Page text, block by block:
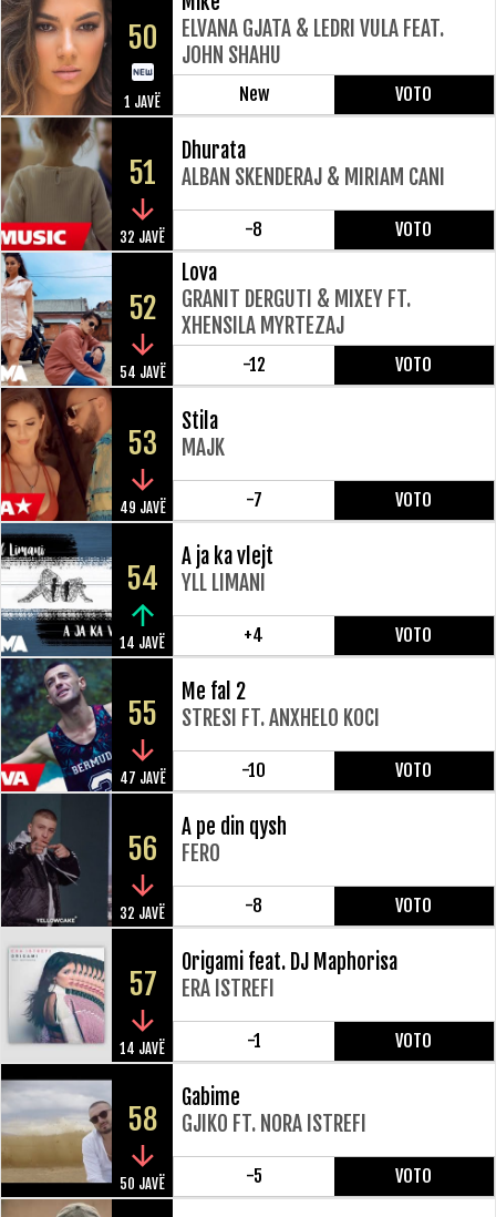
50
1 JAVË
ELVANA GJATA & LEDRI VULA FEAT.
JOHN SHAHU
New VOTO
51
32 JAVË
Dhurata
ALBAN SKENDERAJ & MIRIAM CANI
-8 VOTO
52
54 JAVË
Lova
GRANIT DERGUTI & MIXEY FT.
XHENSILA MYRTEZAJ
-12 VOTO
53
49 JAVË
Stila
MAJK
-7 VOTO
54
14 JAVË
A ja ka vlejt
YLL LIMANI
+4 VOTO
55
47 JAVË
Me fal 2
STRESI FT. ANXHELO KOCI
-10 VOTO
56
32 JAVË
A pe din qysh
FERO
-8 VOTO
57
14 JAVË
Origami feat. DJ Maphorisa
ERA ISTREFI
-1 VOTO
58
50 JAVË
Gabime
GJIKO FT. NORA ISTREFI
-5 VOTO